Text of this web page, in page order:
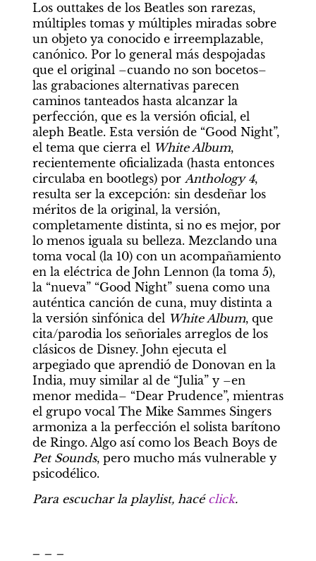
Los outtakes de los Beatles son rarezas,
múltiples tomas y múltiples miradas sobre
un objeto ya conocido e irreemplazable,
canónico. Por lo general más despojadas
que el original –cuando no son bocetos–
las grabaciones alternativas parecen
caminos tanteados hasta alcanzar la
perfección, que es la versión oficial, el
aleph Beatle. Esta versión de “Good Night”,
el tema que cierra el White Album,
recientemente oficializada (hasta entonces
circulaba en bootlegs) por Anthology 4,
resulta ser la excepción: sin desdeñar los
méritos de la original, la versión,
completamente distinta, si no es mejor, por
lo menos iguala su belleza. Mezclando una
toma vocal (la 10) con un acompañamiento
en la eléctrica de John Lennon (la toma 5),
la “nueva” “Good Night” suena como una
auténtica canción de cuna, muy distinta a
la versión sinfónica del White Album, que
cita/parodia los señoriales arreglos de los
clásicos de Disney. John ejecuta el
arpegiado que aprendió de Donovan en la
India, muy similar al de “Julia” y –en
menor medida– “Dear Prudence”, mientras
el grupo vocal The Mike Sammes Singers
armoniza a la perfección el solista barítono
de Ringo. Algo así como los Beach Boys de
Pet Sounds, pero mucho más vulnerable y
psicodélico.
Para escuchar la playlist, hacé click.